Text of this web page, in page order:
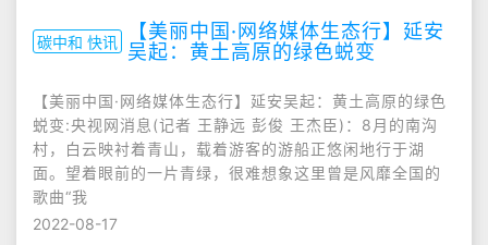
碳中和 快讯
【美丽中国·网络媒体生态行】延安
吴起：黄土高原的绿色蜕变
【美丽中国·网络媒体生态行】延安吴起：黄土高原的绿色
蜕变:央视网消息(记者 王静远 彭俊 王杰臣)：8月的南沟
村，白云映衬着青山，载着游客的游船正悠闲地行于湖
面。望着眼前的一片青绿，很难想象这里曾是风靡全国的
歌曲“我
2022-08-17